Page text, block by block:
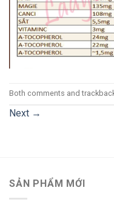
Both comments and
Next →
SẢN PHẨM MỚI